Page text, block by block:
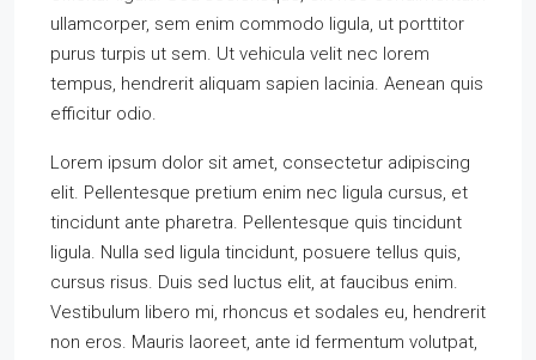
ullamcorper, sem enim commodo ligula, ut porttitor
purus turpis ut sem. Ut vehicula velit nec lorem
tempus, hendrerit aliquam sapien lacinia. Aenean quis
efficitur odio.
Lorem ipsum dolor sit amet, consectetur adipiscing
elit. Pellentesque pretium enim nec ligula cursus, et
tincidunt ante pharetra. Pellentesque quis tincidunt
ligula. Nulla sed ligula tincidunt, posuere tellus quis,
cursus risus. Duis sed luctus elit, at faucibus enim.
Vestibulum libero mi, rhoncus et sodales eu, hendrerit
non eros. Mauris laoreet, ante id fermentum volutpat,